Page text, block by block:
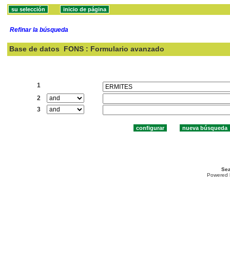
Refinar la búsqueda
Base de datos FONS : Formulario avanzado
1
2
3